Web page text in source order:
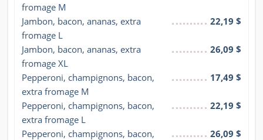
fromage M
Jambon, bacon, ananas, extra
fromage L
22,19 $
Jambon, bacon, ananas, extra
fromage XL
26,09 $
Pepperoni, champignons, bacon,
extra fromage M
17,49 $
Pepperoni, champignons, bacon,
extra fromage L
22,19 $
Pepperoni, champignons, bacon,
26,09 $